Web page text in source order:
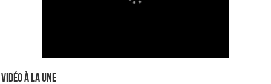
Vidéo à la Une